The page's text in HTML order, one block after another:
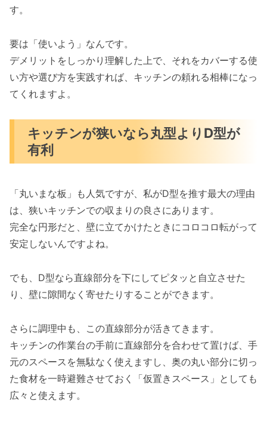
す。
要は「使いよう」なんです。
デメリットをしっかり理解した上で、それをカバーする使
い方や選び方を実践すれば、キッチンの頼れる相棒になっ
てくれますよ。
キッチンが狭いなら丸型よりD型が
有利
「丸いまな板」も人気ですが、私がD型を推す最大の理由
は、狭いキッチンでの収まりの良さにあります。
完全な円形だと、壁に立てかけたときにコロコロ転がって
安定しないんですよね。
でも、D型なら直線部分を下にしてピタッと自立させた
り、壁に隙間なく寄せたりすることができます。
さらに調理中も、この直線部分が活きてきます。
キッチンの作業台の手前に直線部分を合わせて置けば、手
元のスペースを無駄なく使えますし、奥の丸い部分に切っ
た食材を一時避難させておく「仮置きスペース」としても
広々と使えます。